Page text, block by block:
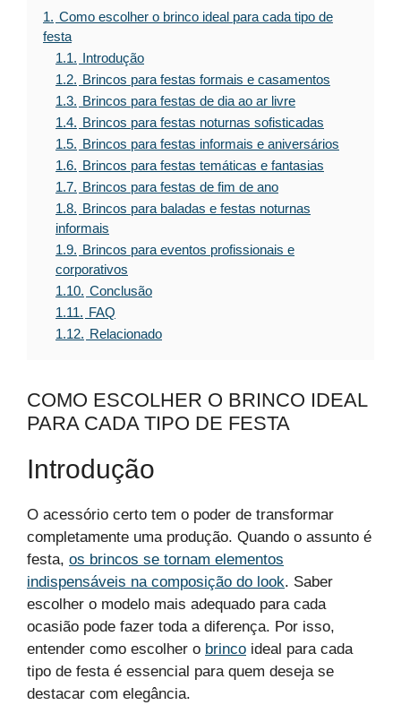
1. Como escolher o brinco ideal para cada tipo de
festa
1.1. Introdução
1.2. Brincos para festas formais e casamentos
1.3. Brincos para festas de dia ao ar livre
1.4. Brincos para festas noturnas sofisticadas
1.5. Brincos para festas informais e aniversários
1.6. Brincos para festas temáticas e fantasias
1.7. Brincos para festas de fim de ano
1.8. Brincos para baladas e festas noturnas
informais
1.9. Brincos para eventos profissionais e
corporativos
1.10. Conclusão
1.11. FAQ
1.12. Relacionado
COMO ESCOLHER O BRINCO IDEAL
PARA CADA TIPO DE FESTA
Introdução
O acessório certo tem o poder de transformar
completamente uma produção. Quando o assunto é
festa, os brincos se tornam elementos
indispensáveis na composição do look. Saber
escolher o modelo mais adequado para cada
ocasião pode fazer toda a diferença. Por isso,
entender como escolher o brinco ideal para cada
tipo de festa é essencial para quem deseja se
destacar com elegância.